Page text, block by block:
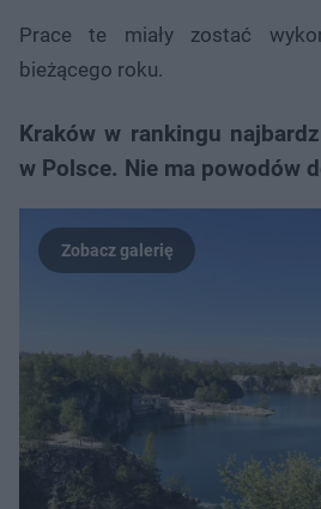
Prace te miały zostać
bieżącego roku.
Kraków w rankingu
w Polsce. Nie ma powodów